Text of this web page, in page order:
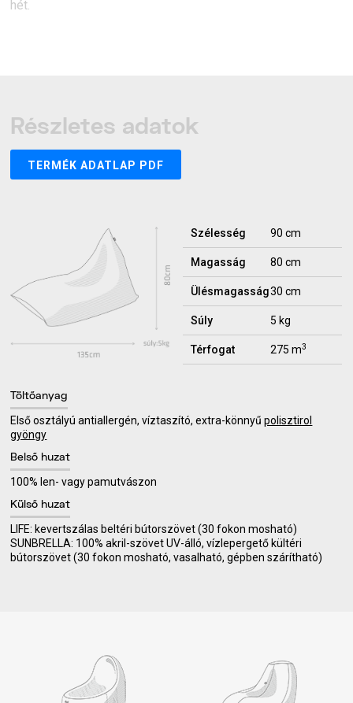
hét.
Részletes adatok
TERMÉK ADATLAP PDF
Szélesség 90 cm
Magasság 80 cm
Ülésmagasság30 cm
Súly 5 kg
Térfogat 275 m3
Töltőanyag
Első osztályú antiallergén, víztaszító, extra-könnyűpolisztirol
gyöngy
Belső huzat
100% len- vagy pamutvászon
Külső huzat
LIFE: kevertszálas beltéri bútorszövet (30 fokon mosható)
SUNBRELLA: 100% akril-szövet UV-álló, vízlepergető kültéri
bútorszövet (30 fokon mosható, vasalható, gépben szárítható)